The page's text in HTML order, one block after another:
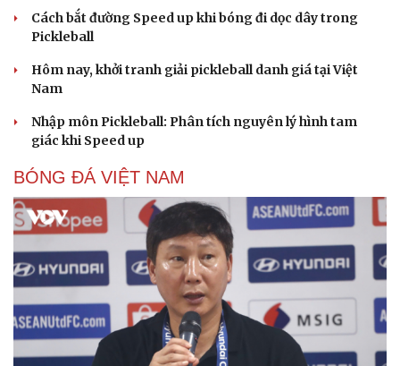
Cách bắt đường Speed up khi bóng đi dọc dây trong
Pickleball
Hôm nay, khởi tranh giải pickleball danh giá tại Việt
Nam
Nhập môn Pickleball: Phân tích nguyên lý hình tam
giác khi Speed up
BÓNG ĐÁ VIỆT NAM